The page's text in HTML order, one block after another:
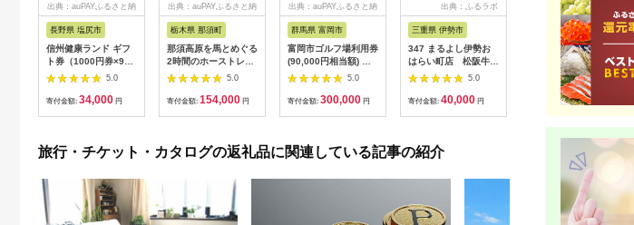
出典：auPAYふるさと納
長野県 塩尻市
信州健康ランド ギフ
ト券（1000円券×9
枚） | 信州健康ランド
サウナ 大浴場 ボディ
ケア リラクゼーショ
5.0
寄付金額: 34,000 円
出典：auPAYふるさと納
栃木県 那須町
那須高原を馬とめぐる
2時間のホーストレッ
キング 外乗ペア利用
券【平日限定】チケッ
ト 利用券 ペア 体験
5.0
寄付金額: 154,000 円
出典：auPAYふるさと納
群馬県 富岡市
富岡市ゴルフ場利用券
(90,000円相当額) ゴ
ルフ チケット 平日 土
日 祝日 プレー券 関東
群馬県 首都圏 F20E-
5.0
寄付金額: 300,000 円
出典：ふるラボ
三重県 伊勢市
347 まるよし伊勢お
はらい町店 松阪牛焼
肉御膳(150g) ペアお
5.0
寄付金額: 40,000 円
出典：楽天ふるさと納
税
広島県 安芸高田市
【ふるさと納税】ゴル
フ 八千代カントリー
クラブ 利用券 10,000
円分（1,000円×10
枚） 広島 安芸高田市
5.0
寄付金額:36,500
旅行・チケット・カタログの返礼品に関連している記事の紹介